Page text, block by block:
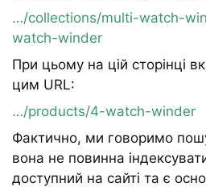
…/collections/multi-watch-
watch-winder
При цьому на цій сторінці
цим URL:
…/products/4-watch-winder
Фактично, ми говоримо
вона не повинна
доступний на сайті та є